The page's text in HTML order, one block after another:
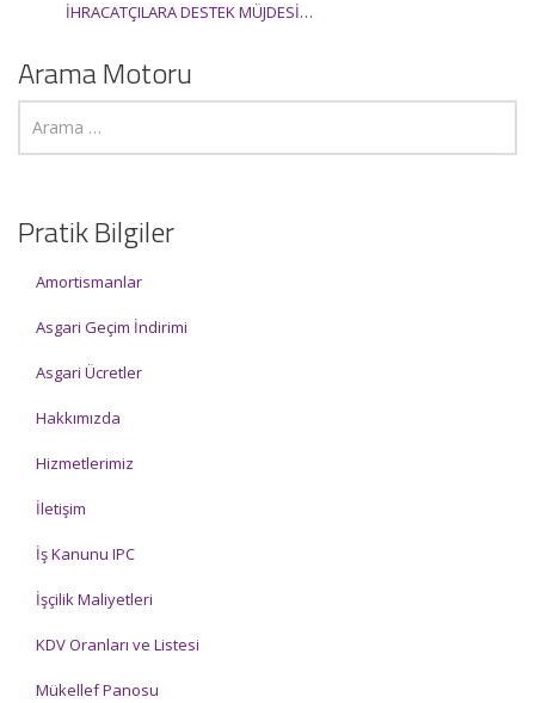
İHRACATÇILARA DESTEK MÜJDESİ…
Arama Motoru
Pratik Bilgiler
Amortismanlar
Asgari Geçim İndirimi
Asgari Ücretler
Hakkımızda
Hizmetlerimiz
İletişim
İş Kanunu IPC
İşçilik Maliyetleri
KDV Oranları ve Listesi
Mükellef Panosu